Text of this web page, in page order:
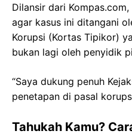
Dilansir dari
agar kasus ini ditangani
Korupsi (Kortas Tipikor)
bukan lagi oleh penyidik
“Saya dukung penuh
penetapan di pasal
Tahukah Kamu?